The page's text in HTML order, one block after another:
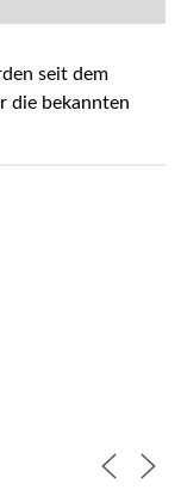
seit dem
die bekannten